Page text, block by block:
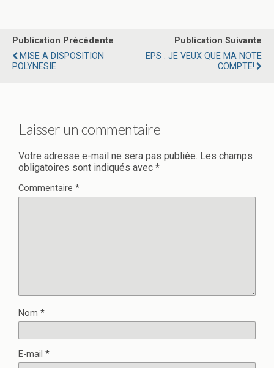
Publication Précédente
MISE A DISPOSITION
POLYNESIE
Publication Suivante
EPS : JE VEUX QUE MA NOTE
COMPTE!
Laisser un commentaire
Votre adresse e-mail ne sera pas publiée. Les champs
obligatoires sont indiqués avec *
Commentaire *
Nom *
E-mail *